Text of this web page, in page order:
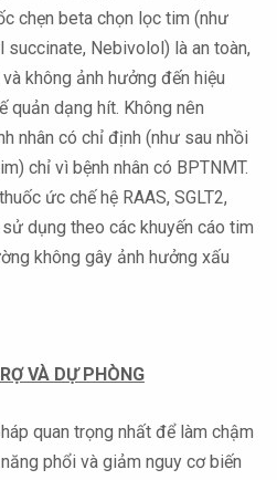
chẹn beta chọn lọc tim (như
Nebivolol) là an toàn,
không ảnh hưởng đến hiệu
quản dạng hít. Không nên
nhân có chỉ định (như sau nhồi
chỉ vì bệnh nhân có BPTNMT.
ức chế hệ RAAS, SGLT2,
dụng theo các khuyến cáo tim
không gây ảnh hưởng xấu
VÀ DỰ PHÒNG
quan trọng nhất để làm chậm
phổi và giảm nguy cơ biến